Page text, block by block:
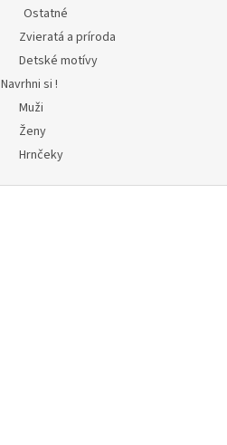
Ostatné
Zvieratá a príroda
Detské motívy
Navrhni si !
Muži
Ženy
Hrnčeky